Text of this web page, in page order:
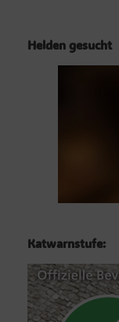
Helden gesucht
Katwarnstufe: